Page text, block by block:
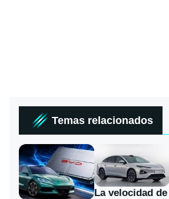
Temas relacionados
La velocidad de